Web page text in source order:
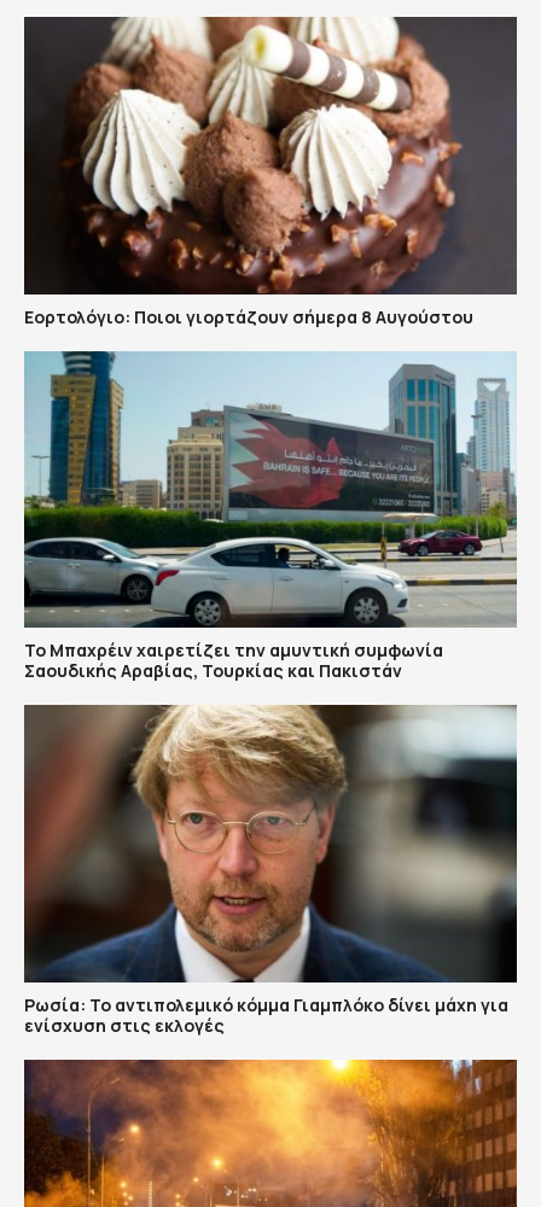
Εορτολόγιο: Ποιοι γιορτάζουν σήμερα 8 Αυγούστου
Το Μπαχρέιν χαιρετίζει την αμυντική συμφωνία
Σαουδικής Αραβίας, Τουρκίας και Πακιστάν
Ρωσία: Το αντιπολεμικό κόμμα Γιαμπλόκο δίνει μάχη για
ενίσχυση στις εκλογές